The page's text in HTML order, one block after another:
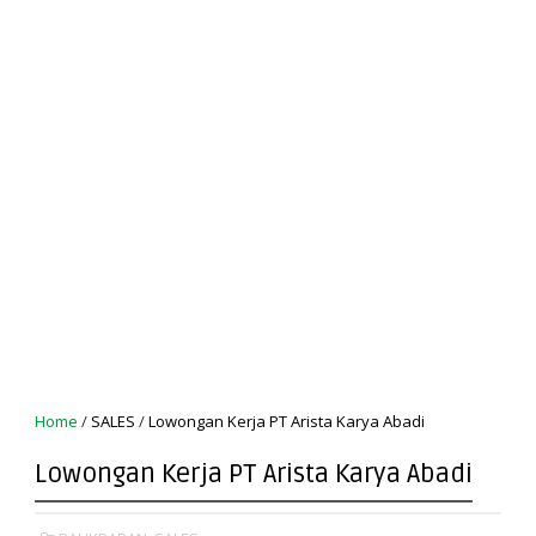
Home / SALES /Lowongan Kerja PT Arista Karya Abadi
Lowongan Kerja PT Arista Karya Abadi